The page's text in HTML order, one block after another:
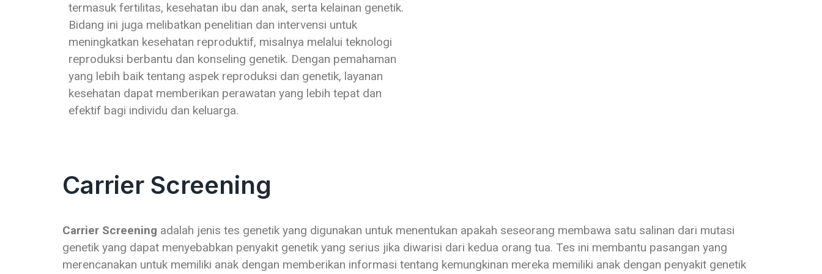
termasuk fertilitas, kesehatan ibu dan anak, serta kelainan genetik.
Bidang ini juga melibatkan penelitian dan intervensi untuk
meningkatkan kesehatan reproduktif, misalnya melalui teknologi
reproduksi berbantu dan konseling genetik. Dengan pemahaman
yang lebih baik tentang aspek reproduksi dan genetik, layanan
kesehatan dapat memberikan perawatan yang lebih tepat dan
efektif bagi individu dan keluarga.
Carrier Screening
Carrier Screening adalah jenis tes genetik yang digunakan untuk menentukan apakah seseorang membawa satu salinan dari mutasi
genetik yang dapat menyebabkan penyakit genetik yang serius jika diwarisi dari kedua orang tua. Tes ini membantu pasangan yang
merencanakan untuk memiliki anak dengan memberikan informasi tentang kemungkinan mereka memiliki anak dengan penyakit genetik